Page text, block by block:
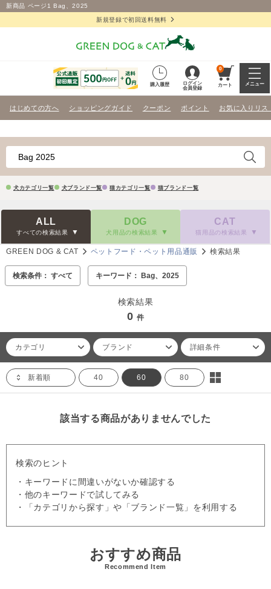
新商品 ページ1 Bag、2025
新規登録で初回送料無料
購入履歴
ログイン
会員登録
0
カート メニュー
はじめての方へ ショッピングガイド クーポン ポイント お気に入りリス
犬カテゴリ一覧 犬ブランド一覧 猫カテゴリ一覧 猫ブランド一覧
ALL
すべての検索結果
DOG
犬用品の検索結果
CAT
猫用品の検索結果
GREEN DOG & CAT ペットフード・ペット用品通販 検索結果
検索条件： すべて キーワード： Bag、2025
検索結果
0 件
カテゴリ ブランド 詳細条件
新着順 40 60 80
該当する商品がありませんでした
検索のヒント
・キーワードに間違いがないか確認する
・他のキーワードで試してみる
・「カテゴリから探す」や「ブランド一覧」を利用する
おすすめ商品
Recommend Item